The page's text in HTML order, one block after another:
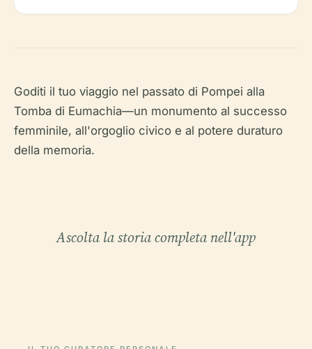
Goditi il tuo viaggio nel passato di Pompei alla
Tomba di Eumachia—un monumento al successo
femminile, all'orgoglio civico e al potere duraturo
della memoria.
Ascolta la storia completa nell'app